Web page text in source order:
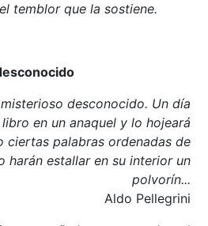
que la sostiene.
desconocido. Un día
en un anaquel y lo hojeará
ciertas palabras ordenadas de
harán estallar en su interior un
polvorín...
Aldo Pellegrini